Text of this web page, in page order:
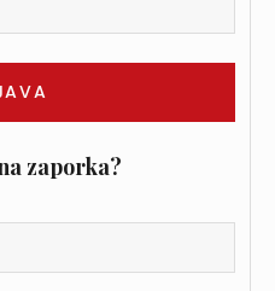
zaporka?